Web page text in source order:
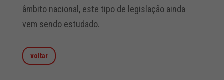
âmbito nacional, este tipo de legislação ainda
vem sendo estudado.
voltar